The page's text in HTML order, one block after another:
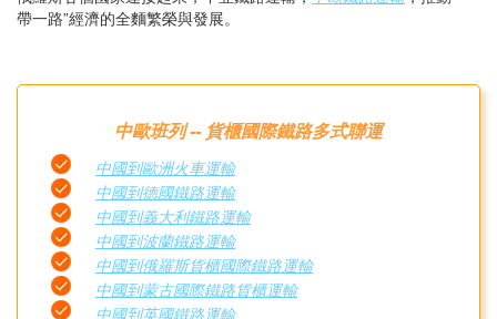
帶一路”經濟的全麵繁榮與發展。
中歐班列 -- 貨櫃國際鐵路多式聯運
中國到歐洲火車運輸
中國到德國鐵路運輸
中國到義大利鐵路運輸
中國到波蘭鐵路運輸
中國到俄羅斯貨櫃國際鐵路運輸
中國到蒙古國際鐵路貨櫃運輸
中國到英國鐵路運輸